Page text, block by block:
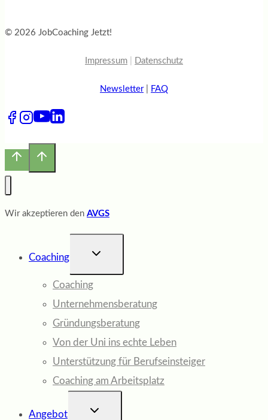
© 2026 JobCoaching Jetzt!
Impressum Datenschutz
Newsletter| FAQ
Wir akzeptieren den AVGS
Coaching
UNTERMENÜ
Coaching
Unternehmensberatung
Gründungsberatung
Von der Uni ins echte Leben
Unterstützung für Berufseinsteiger
Coaching am Arbeitsplatz
Angebot
UNTERMENÜ